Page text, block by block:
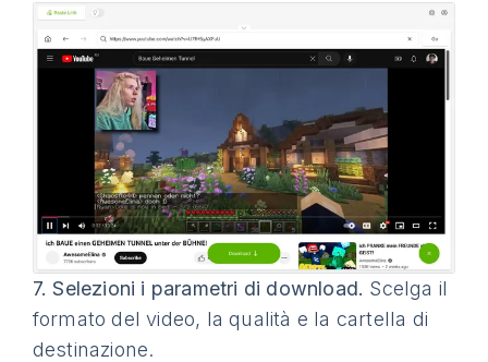
7. Selezioni i parametri di download. Scelga il
formato del video, la qualità e la cartella di
destinazione.